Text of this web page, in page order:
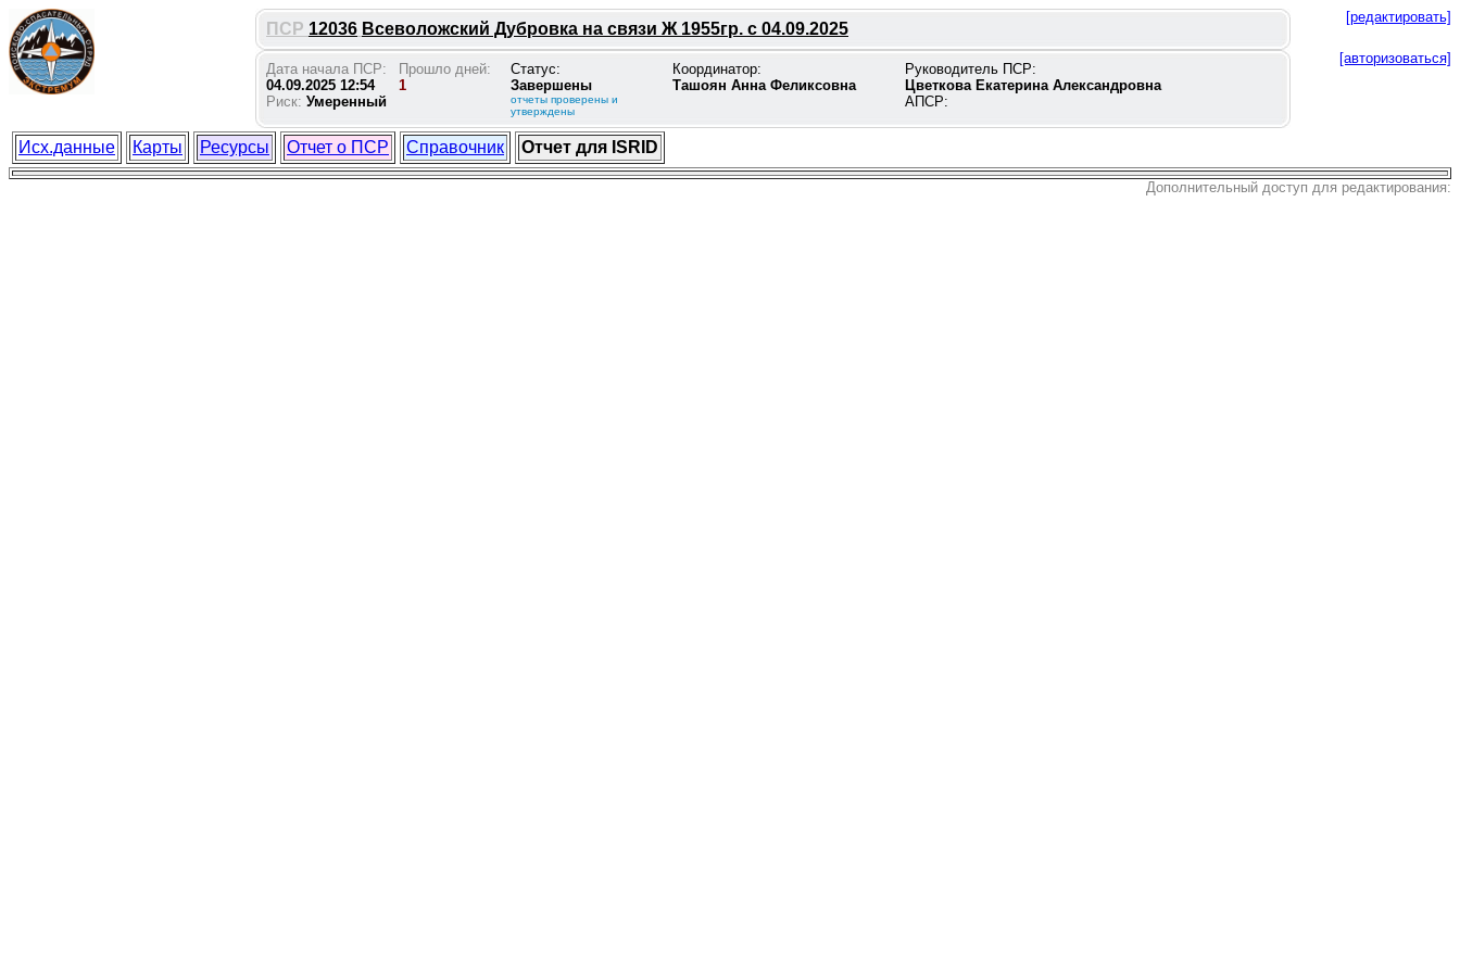
ПСР 12036 Всеволожский Дубровка на связи Ж 1955гр. с 04.09.2025
[редактировать]
Дата начала ПСР:
04.09.2025 12:54
Риск: Умеренный
Прошло дней:
1
Статус:
Завершены
отчеты проверены и
утверждены
Координатор:
Ташоян Анна Феликсовна
Руководитель ПСР:
Цветкова Екатерина Александровна
АПСР:
[авторизоваться]
Исх.данные Карты Ресурсы Отчет о ПСР Справочник Отчет для ISRID
Дополнительный доступ для редактирования: